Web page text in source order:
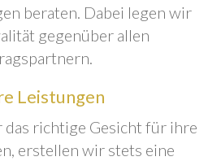
beraten. Dabei legen wir
gegenüber allen
Leistungen
richtige Gesicht für ihre
erstellen wir stets eine